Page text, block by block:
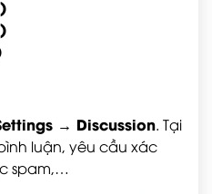
→ Discussion. Tại
luận, yêu cầu xác
spam,…